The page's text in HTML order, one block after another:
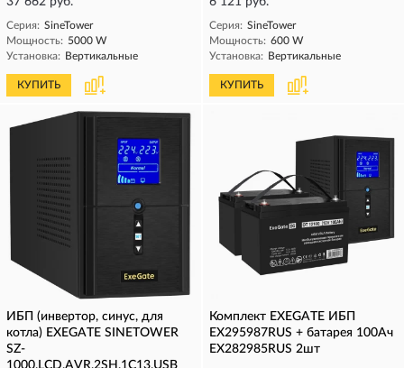
Серия: SineTower
Мощность: 5000 W
Установка: Вертикальные
КУПИТЬ
Серия: SineTower
Мощность: 600 W
Установка: Вертикальные
КУПИТЬ
ИБП (инвертор, синус, для
котла) EXEGATE SINETOWER
SZ-
1000.LCD.AVR.2SH.1C13.USB
Комплект EXEGATE ИБП
EX295987RUS + батарея 100Aч
EX282985RUS 2шт